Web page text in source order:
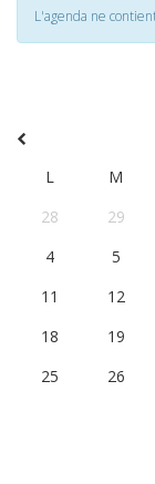
L'agenda ne
L M
28
29
4
5
11
12
18
19
25
26